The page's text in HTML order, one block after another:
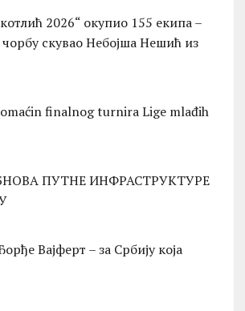
2026“ окупио 155 екипа –
скувао Небојша Нешић из
finalnog turnira Lige mlađih
ПУТНЕ ИНФРАСТРУКТУРЕ
Вајферт – за Србију која